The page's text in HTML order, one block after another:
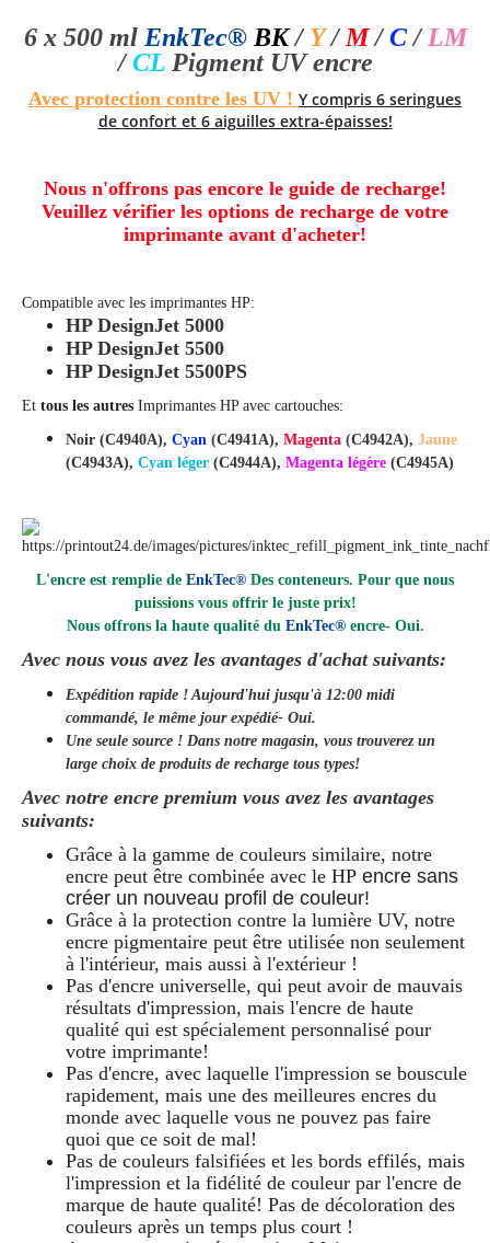
6 x 500 ml EnkTec® BK / Y/M/C/ LM
/CL Pigment UVencre
Avec protection contre les UV ! Y compris 6 seringues
de confort et 6 aiguilles extra-épaisses!
Nous n'offrons pas encore le guide de recharge!
Veuillez vérifier les options de recharge de votre
imprimante avant d'acheter!
Compatible avec les imprimantes HP:
HP DesignJet 5000
HP DesignJet 5500
HP DesignJet 5500PS
Et tous les autres Imprimantes HP avec cartouches:
Noir (C4940A), Cyan (C4941A), Magenta (C4942A), Jaune
(C4943A), Cyan léger (C4944A), Magenta légère (C4945A)
L'encre est remplie de EnkTec® Des conteneurs. Pour que nous
puissions vous offrir le juste prix!
Nous offrons la haute qualité du EnkTec®encre- Oui.
Avec nous vous avez les avantages d'achat suivants:
Expédition rapide ! Aujourd'hui jusqu'à 12:00 midi
commandé, le même jourexpédié- Oui.
Une seule source ! Dans notre magasin, vous trouverez un
large choix de produits de recharge tous types!
Avec notre encre premium vous avez les avantages
suivants:
Grâce à la gamme de couleurs similaire, notre
encre peut être combinée avec le HP encre sans
créer un nouveau profil de couleur!
Grâce à la protection contre la lumière UV, notre
encre pigmentaire peut être utilisée non seulement
à l'intérieur, mais aussi à l'extérieur !
Pas d'encre universelle, qui peut avoir de mauvais
résultats d'impression, mais l'encre de haute
qualité qui est spécialement personnalisé pour
votre imprimante!
Pas d'encre, avec laquelle l'impression se bouscule
rapidement, mais une des meilleures encres du
monde avec laquelle vous ne pouvez pas faire
quoi que ce soit de mal!
Pas de couleurs falsifiées et les bords effilés, mais
l'impression et la fidélité de couleur par l'encre de
marque de haute qualité! Pas de décoloration des
couleurs après un temps plus court !